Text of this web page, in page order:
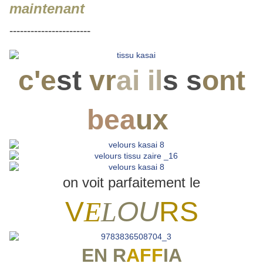
maintenant
-----------------------
c'estvrai il s sont
beaux
on voit parfaitement le
VELOURS
EN RAFFIA